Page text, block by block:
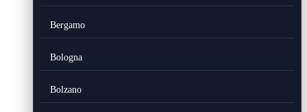
Bergamo
Bologna
Bolzano